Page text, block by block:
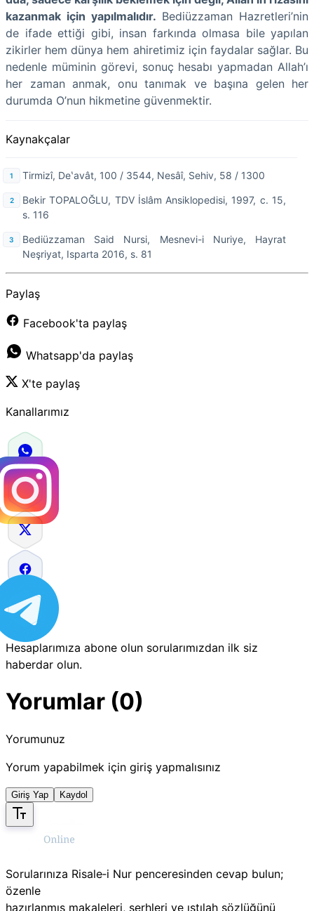
kazanmak için yapılmalıdır. Bediüzzaman Hazretleri’nin
de ifade ettiği gibi, insan farkında olmasa bile yapılan
zikirler hem dünya hem ahiretimiz için faydalar sağlar. Bu
nedenle müminin görevi, sonuç hesabı yapmadan Allah’ı
her zaman anmak, onu tanımak ve başına gelen her
durumda O’nun hikmetine güvenmektir.
Kaynakçalar
Tirmizî, Deʽavât, 100 / 3544, Nesâî, Sehiv, 58 / 1300
Bekir TOPALOĞLU, TDV İslâm Ansiklopedisi, 1997, c. 15,
s. 116
Bediüzzaman Said Nursi, Mesnevi-i Nuriye, Hayrat
Neşriyat, Isparta 2016, s. 81
Paylaş
Facebook'ta paylaş
Whatsapp'da paylaş
X'te paylaş
Kanallarımız
Hesaplarımıza abone olun sorularımızdan ilk siz
haberdar olun.
Yorumlar (0)
Yorumunuz
Yorum yapabilmek için giriş yapmalısınız
Giriş Yap Kaydol
Sorularınıza Risale‑i Nur penceresinden cevap bulun;
özenle
hazırlanmış makaleleri, şerhleri ve ıstılah sözlüğünü